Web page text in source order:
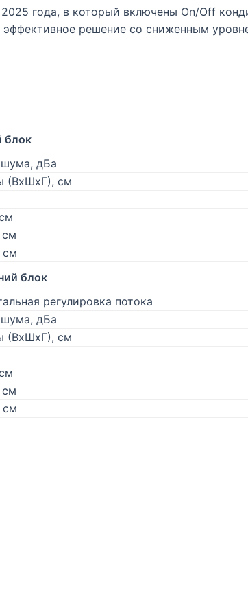
года, в который включены On/Off
решение со сниженным
блок
дБа
(ВхШхГ), см
см
блок
регулировка потока
дБа
(ВхШхГ), см
см